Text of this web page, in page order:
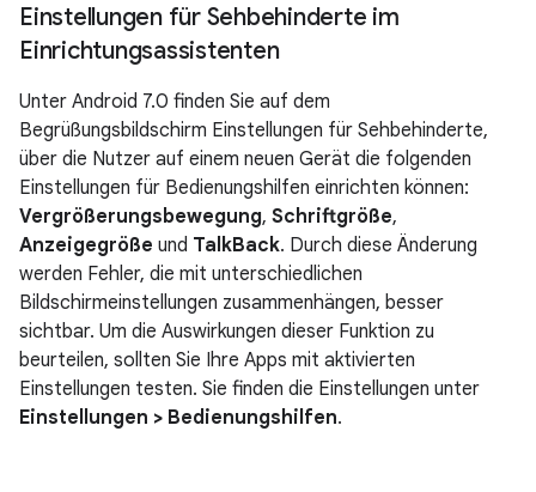
Einstellungen für Sehbehinderte im
Einrichtungsassistenten
Unter Android 7.0 finden Sie auf dem
Begrüßungsbildschirm Einstellungen für Sehbehinderte,
über die Nutzer auf einem neuen Gerät die folgenden
Einstellungen für Bedienungshilfen einrichten können:
Vergrößerungsbewegung, Schriftgröße,
Anzeigegröße und TalkBack. Durch diese Änderung
werden Fehler, die mit unterschiedlichen
Bildschirmeinstellungen zusammenhängen, besser
sichtbar. Um die Auswirkungen dieser Funktion zu
beurteilen, sollten Sie Ihre Apps mit aktivierten
Einstellungen testen. Sie finden die Einstellungen unter
Einstellungen > Bedienungshilfen.